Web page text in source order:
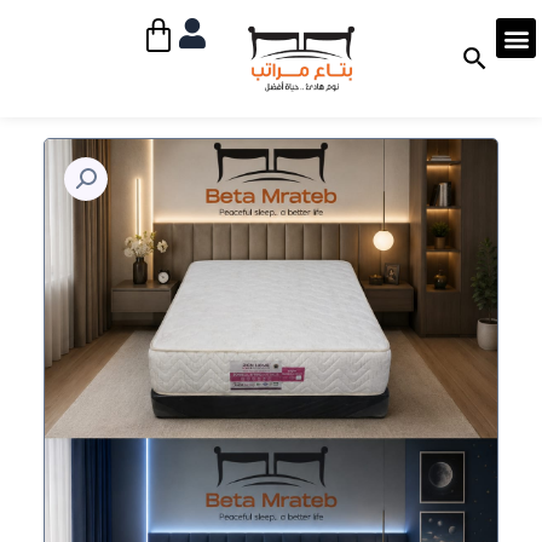
تخطي
إلى
Cart